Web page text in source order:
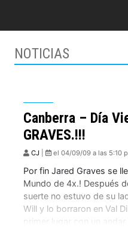
NOTICIAS
Canberra – Día
GRAVES.!!!
CJ el 04/09/09 a las 5:10
Por fin Jared Graves se
Mundo de 4x.! Después
suerte no estuvo de su
Will y lo borraron en Val
primer lugar con un